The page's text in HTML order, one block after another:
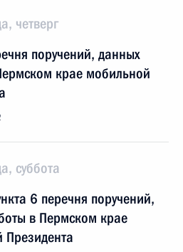
четверг
поручений, данных
крае мобильной
суббота
6 перечня поручений,
в Пермском крае